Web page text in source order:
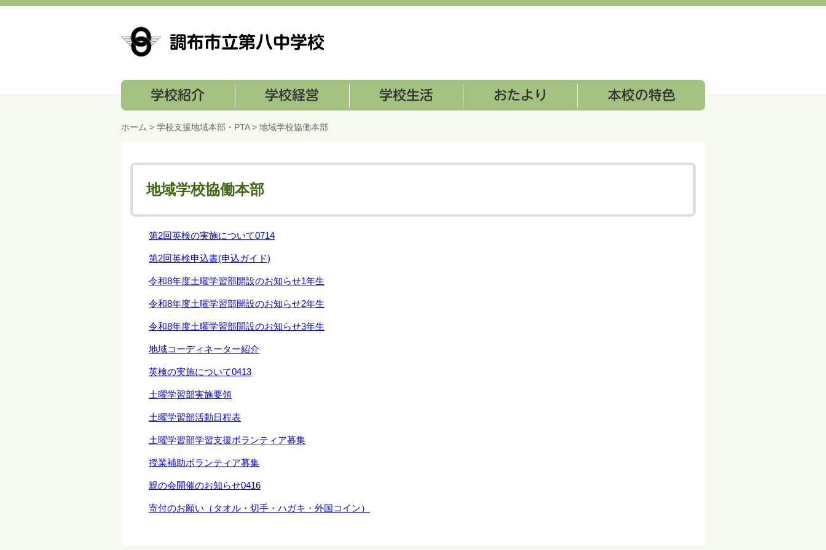
ホーム > 学校支援地域本部・PTA> 地域学校協働本部
地域学校協働本部
第2回英検の実施について0714
第2回英検申込書(申込ガイド)
令和8年度土曜学習部開設のお知らせ1年生
令和8年度土曜学習部開設のお知らせ2年生
令和8年度土曜学習部開設のお知らせ3年生
地域コーディネーター紹介
英検の実施について0413
土曜学習部実施要領
土曜学習部活動日程表
土曜学習部学習支援ボランティア募集
授業補助ボランティア募集
親の会開催のお知らせ0416
寄付のお願い（タオル・切手・ハガキ・外国コイン）